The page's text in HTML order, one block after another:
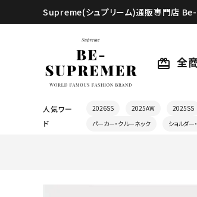
Supreme(シュプリーム)通販専門店
card_giftcard 全
人気ワー
ド
2026SS 2025AW 2025SS
パーカー・クルーネック
ショルダー